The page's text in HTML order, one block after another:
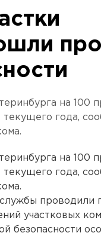
на 100
года,
на 100
года,
проводили
участковых
безопасности